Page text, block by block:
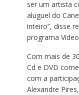
ser um artista
aluguel do
inteiro”, disse
programa
Com mais de
Cd e DVD
com a
Alexandre